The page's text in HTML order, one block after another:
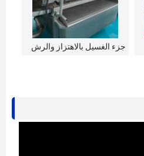
جزء الغسيل بالاهتزاز والرش